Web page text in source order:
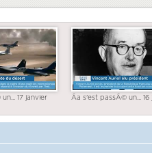
17 janvier Ãa s'est passÃ© un... 16